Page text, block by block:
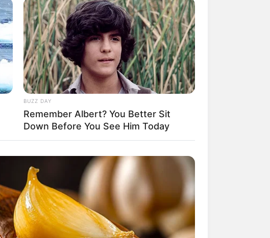
BUZZ DAY
Remember Albert? You Better Sit
Down Before You See Him Today